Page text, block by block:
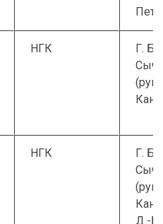
НГК
Г. Б.
Кан-
НГК
Г. Б.
Кан-
Д.-Б.